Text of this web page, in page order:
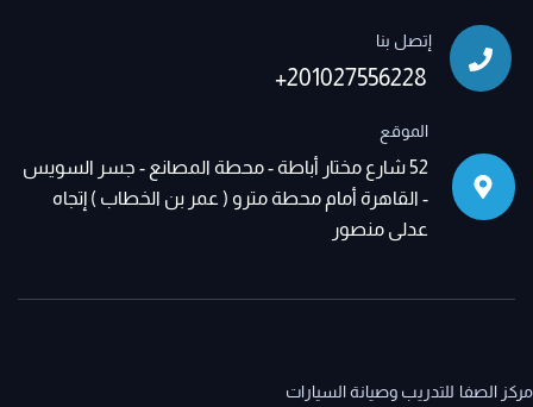
إتصل بنا
+201027556228
الموقع
52 شارع مختار أباطة - محطة المصانع - جسر السويس
- القاهرة أمام محطة مترو ( عمر بن الخطاب ) إتجاه
عدلى منصور
مركز الصفا للتدريب وصيانة السيارات